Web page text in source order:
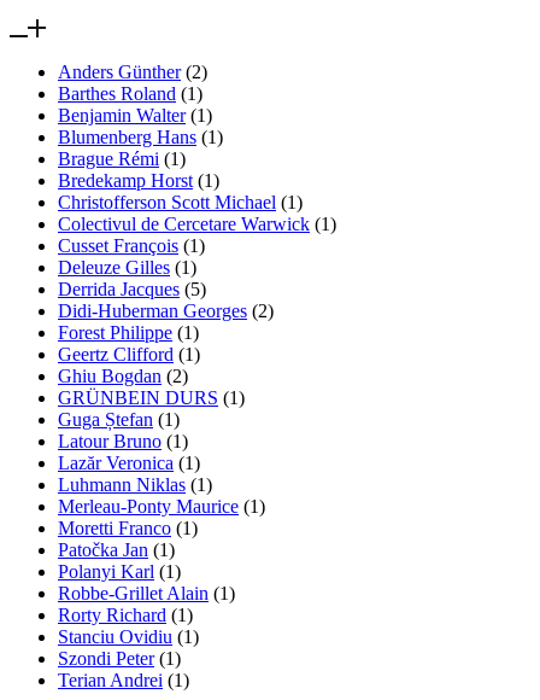
Anders Günther (2)
Barthes Roland (1)
Benjamin Walter (1)
Blumenberg Hans (1)
Brague Rémi (1)
Bredekamp Horst (1)
Christofferson Scott Michael (1)
Colectivul de Cercetare Warwick (1)
Cusset François (1)
Deleuze Gilles (1)
Derrida Jacques (5)
Didi-Huberman Georges (2)
Forest Philippe (1)
Geertz Clifford (1)
Ghiu Bogdan (2)
GRÜNBEIN DURS (1)
Guga Ștefan (1)
Latour Bruno (1)
Lazăr Veronica (1)
Luhmann Niklas (1)
Merleau-Ponty Maurice (1)
Moretti Franco (1)
Patočka Jan (1)
Polanyi Karl (1)
Robbe-Grillet Alain (1)
Rorty Richard (1)
Stanciu Ovidiu (1)
Szondi Peter (1)
Terian Andrei (1)